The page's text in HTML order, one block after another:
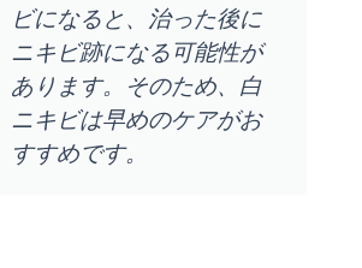
ビになると、治った後に
ニキビ跡になる可能性が
あります。そのため、白
ニキビは早めのケアがお
すすめです。